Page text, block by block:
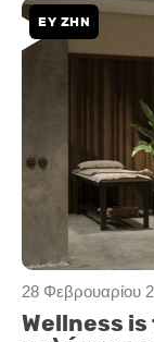
28 Φεβρουαρίου
ΕΥ ΖΗΝ
Wellness